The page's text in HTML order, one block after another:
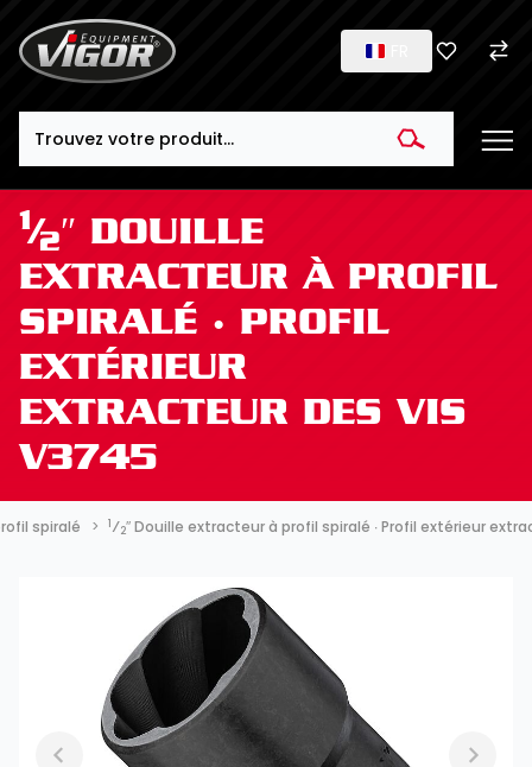
1⁄2″ DOUILLE
EXTRACTEUR À PROFIL
SPIRALÉ ∙ PROFIL
EXTÉRIEUR
EXTRACTEUR DES VIS
V3745
spiralé 1⁄2″ Douille extracteur à profil spiralé ∙ Profil extérieur